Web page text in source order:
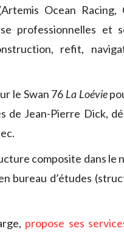
Ocean Racing,
professionnelles et
refit,
le Swan 76 La Loévie
de Jean-Pierre Dick,
composite dans le
bureau d’études
propose ses